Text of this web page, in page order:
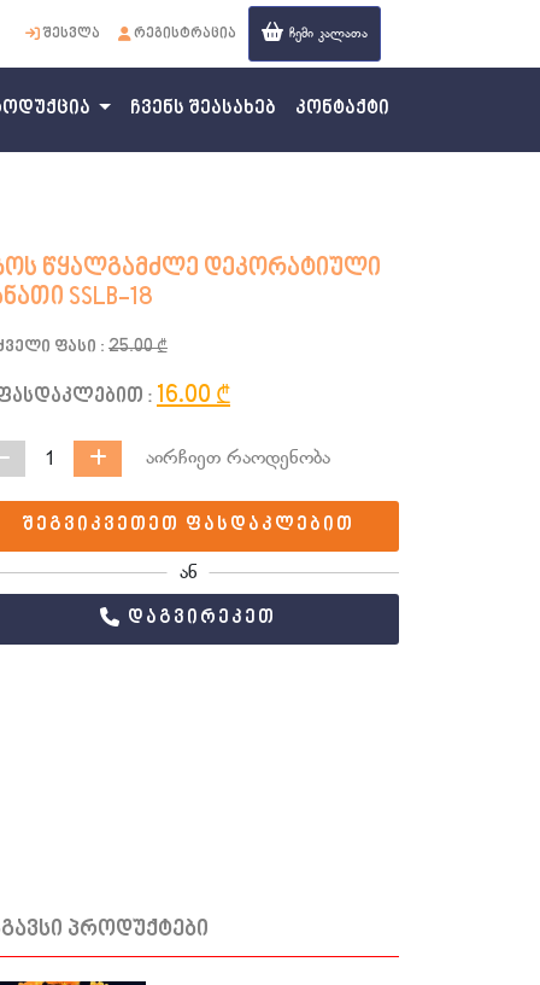
შესვლა რეგისტრაცია ჩემი კალათა
ჩვენს შეასახებ კონტაქტი
წყალგამძლე დეკორატიული
SSLB-18
ფასი : 25.00 ₾
: 16.00 ₾
1 აირჩიეთ რაოდენობა
შეგვიკვეთეთ ფასდაკლებით
ან
დაგვირეკეთ
პროდუქტები